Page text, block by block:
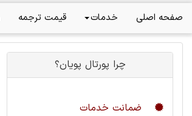
صفحه اصلی خدمات قیمت ترجمه
چرا پورتال پویان؟
ضمانت خدمات